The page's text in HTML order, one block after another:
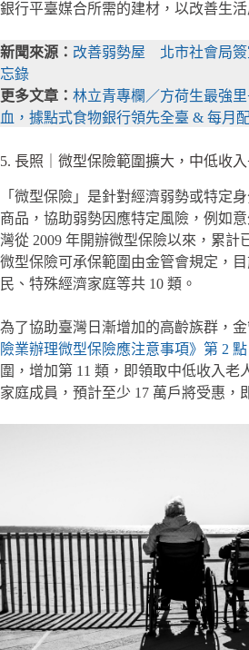
銀行平臺媒合所需的建材，以改善生活
新聞來源： 改善弱勢屋 北市社會局簽
忘錄
更多文章： 林立青專欄／方荷生最強
血，據點式食物銀行領先全臺 & 每月
5. 長照｜微型保險範圍擴大，中低收
「微型保險」是針對經濟弱勢或特定
商品，協助弱勢因應特定風險，例如
灣從 2009 年開辦微型保險以來，累計
微型保險可承保範圍由金管會規定，
民、特殊經濟家庭等共 10 類。
為了協助臺灣日漸增加的高齡族群，
險業辦理微型保險應注意事項》第 2 點
圍，增加第 11 類，即領取中低收入老
家庭成員，預計至少 17 萬戶將受惠，